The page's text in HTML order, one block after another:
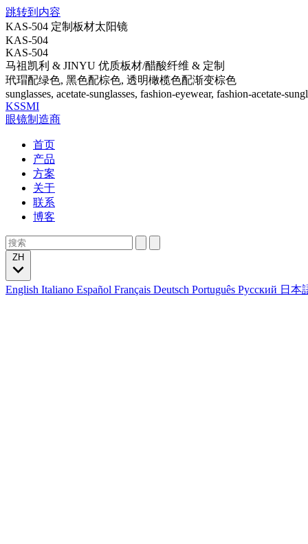
跳转到内容
KAS-504 定制板材太阳镜
KAS-504
KAS-504
马祖凯利 & JINYU 优质板材/醋酸纤维 & 定制
玳瑁配绿色, 黑色配棕色, 透明橄榄色配渐变棕色
sunglasses, acetate-sunglasses, fashion-eyewear, fashion-acetate-
KSSMI
眼镜制造商
首页
产品
方案
关于
联系
博客
English Italiano Español Français Deutsch Português Русский 日本